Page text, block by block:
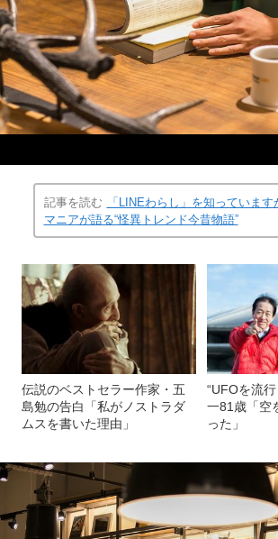
記事を読む
「LINEわらし」を知っていま
マニアが語る“怪異トレンド今昔物語”
伝説のベストセラー作家・五
島勉の告白「私がノストラダ
ムスを書いた理由」
“UFOを流
一81歳「空
った」